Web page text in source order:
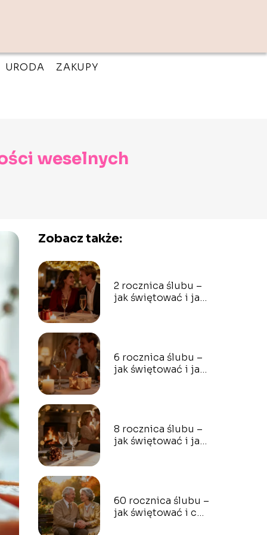
URODA ZAKUPY
weselnych
Zobacz także:
2 rocznica ślubu –
jak świętować i jaki
6 rocznica ślubu –
jak świętować i jaki
8 rocznica ślubu –
jak świętować i jaki
60 rocznica ślubu –
jak świętować i co